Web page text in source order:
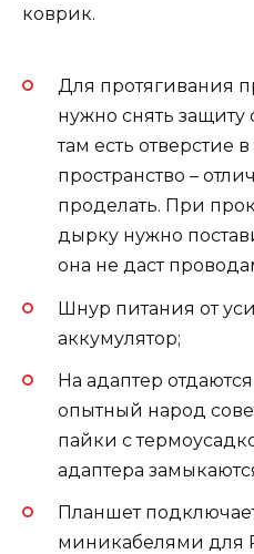
коврик.
Для протягивания
нужно снять защиту
там есть отверстие
пространство –
проделать. При
дырку нужно
она не даст
Шнур питания от
аккумулятор;
На адаптер
опытный народ
пайки с
адаптера
Планшет
миникабелями для